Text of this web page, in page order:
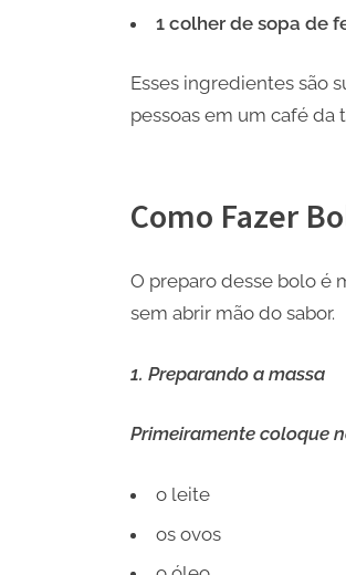
1 colher de sopa de
Esses ingredientes são
pessoas em um café da
Como Fazer
O preparo desse bolo é
sem abrir mão do sabor.
1. Preparando a massa
Primeiramente coloque
o leite
os ovos